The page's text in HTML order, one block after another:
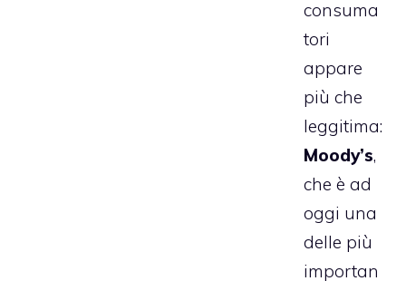
consuma
tori
appare
più che
leggitima:
Moody’s,
che è ad
oggi una
delle più
importan